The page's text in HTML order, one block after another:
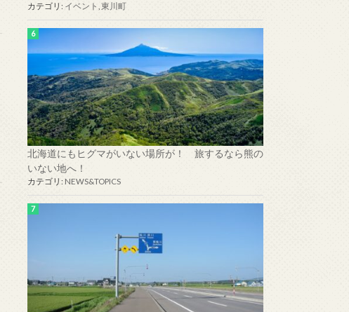
カテゴリ: イベント 東川町
北海道にもヒグマがいない場所が！ 旅するなら熊の
いない地へ！
カテゴリ: NEWS&TOPICS